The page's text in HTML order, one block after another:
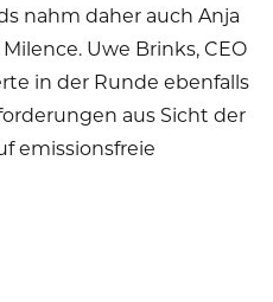
nahm daher auch Anja
Uwe Brinks, CEO
in der Runde ebenfalls
aus Sicht der
emissionsfreie